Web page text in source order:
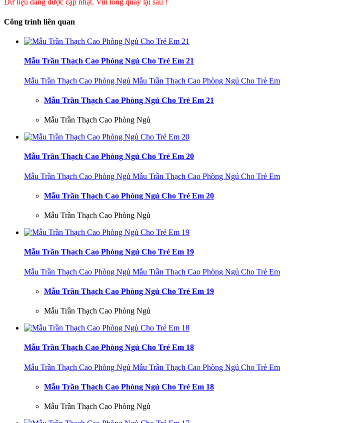
Dữ liệu đang được cập nhật. Vui lòng quay lại sau !
Công trình liên quan
Mẫu Trần Thạch Cao Phòng Ngủ Cho Trẻ Em 21
Mẫu Trần Thạch Cao Phòng Ngủ Mẫu Trần Thạch Cao Phòng Ngủ Cho Trẻ Em
Mẫu Trần Thạch Cao Phòng Ngủ Cho Trẻ Em 21
Mẫu Trần Thạch Cao Phòng Ngủ
Mẫu Trần Thạch Cao Phòng Ngủ Cho Trẻ Em 20
Mẫu Trần Thạch Cao Phòng Ngủ Mẫu Trần Thạch Cao Phòng Ngủ Cho Trẻ Em
Mẫu Trần Thạch Cao Phòng Ngủ Cho Trẻ Em 20
Mẫu Trần Thạch Cao Phòng Ngủ
Mẫu Trần Thạch Cao Phòng Ngủ Cho Trẻ Em 19
Mẫu Trần Thạch Cao Phòng Ngủ Mẫu Trần Thạch Cao Phòng Ngủ Cho Trẻ Em
Mẫu Trần Thạch Cao Phòng Ngủ Cho Trẻ Em 19
Mẫu Trần Thạch Cao Phòng Ngủ
Mẫu Trần Thạch Cao Phòng Ngủ Cho Trẻ Em 18
Mẫu Trần Thạch Cao Phòng Ngủ Mẫu Trần Thạch Cao Phòng Ngủ Cho Trẻ Em
Mẫu Trần Thạch Cao Phòng Ngủ Cho Trẻ Em 18
Mẫu Trần Thạch Cao Phòng Ngủ